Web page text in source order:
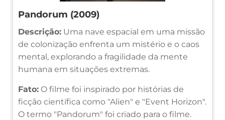
Pandorum (2009)
Descrição: Uma nave espacial em uma missão
de colonização enfrenta um mistério e o caos
mental, explorando a fragilidade da mente
humana em situações extremas.
Fato: O filme foi inspirado por histórias de
ficção científica como "Alien" e "Event Horizon".
O termo "Pandorum" foi criado para o filme.